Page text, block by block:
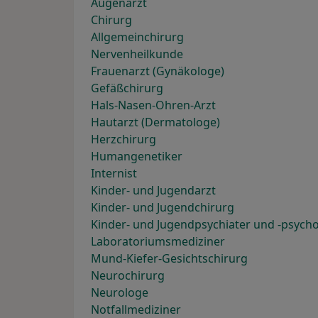
Chirurg
Allgemeinchirurg
Nervenheilkunde
Frauenarzt (Gynäkologe)
Gefäßchirurg
Hals-Nasen-Ohren-Arzt
Hautarzt (Dermatologe)
Herzchirurg
Humangenetiker
Internist
Kinder- und Jugendarzt
Kinder- und Jugendchirurg
Kinder- und Jugendpsychiater und -
Laboratoriumsmediziner
Mund-Kiefer-Gesichtschirurg
Neurochirurg
Neurologe
Notfallmediziner